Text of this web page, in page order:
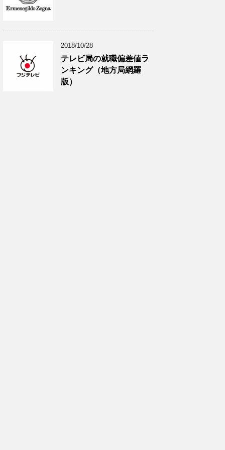
2018/10/28
テレビ局の就職偏差値ラ
ンキング（地方局網羅
版）